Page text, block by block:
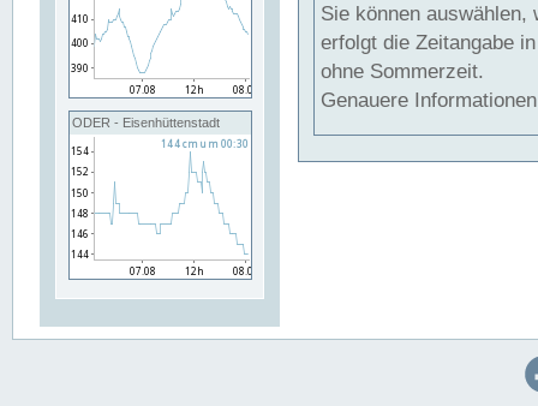
ODER - Eisenhüttenstadt
Sie können auswählen,
erfolgt die Zeitangabe
ohne Sommerzeit.
Genauere